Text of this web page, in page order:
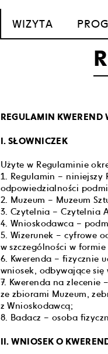
WIZYTA
REGULAMIN KWEREND
I. SŁOWNICZEK
Użyte w Regulaminie
1. Regulamin – niniejszy
odpowiedzialności
2. Muzeum – Muzeum
3. Czytelnia – Czytelnia
4. Wnioskodawca –
5. Wizerunek – cyfrowe
w szczególności w
6. Kwerenda – fizycznie
wniosek, odbywające
7. Kwerenda na
ze zbiorami Muzeum,
z Wnioskodawcą;
8. Badacz – osoba
II. WNIOSEK O